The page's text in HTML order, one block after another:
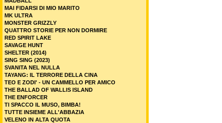
MAI FIDARSI DI MIO MARITO
MK ULTRA
MONSTER GRIZZLY
QUATTRO STORIE PER NON DORMIRE
RED SPIRIT LAKE
SAVAGE HUNT
SHELTER (2014)
SING SING (2023)
SVANITA NEL NULLA
TAYANG: IL TERRORE DELLA CINA
TEO E ZODI' - UN CAMMELLO PER AMICO
THE BALLAD OF WALLIS ISLAND
THE ENFORCER
TI SPACCO IL MUSO, BIMBA!
TUTTE INSIEME ALL'ABBAZIA
VELENO IN ALTA QUOTA